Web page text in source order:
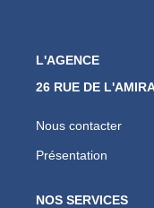
L'AGENCE
26 RUE DE
Nous contacter
Présentation
NOS SERVICES